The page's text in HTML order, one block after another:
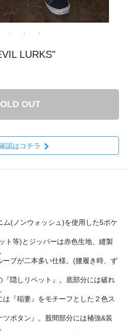
LURKS"
OUT
認はコチラ
ム(ノンウォッシュ)を使用した5ポケ
ト等)とジッパーは赤色生地、縫製
ープが二本多い仕様。(腰履き時、ず
隠しリベット』。底部分には破れ
『稲妻』をモチーフとした２色ス
ボタン』。股間部分には補強&装